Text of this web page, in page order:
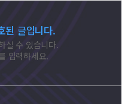
된 글입니다.
실 수 있습니다.
입력하세요.